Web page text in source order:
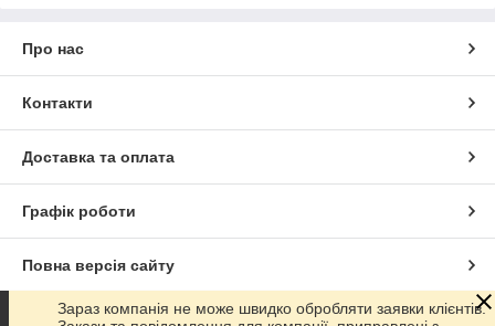
Про нас
Контакти
Доставка та оплата
Графік роботи
Повна версія сайту
Сайт створено на маркетплейсіProm.ua
Зараз компанія не може швидко обробляти заявки клієнтів.